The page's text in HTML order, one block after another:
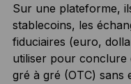
Sur une plateforme,
stablecoins, les
fiduciaires (euro,
utiliser pour conclure
gré à gré (OTC) sans